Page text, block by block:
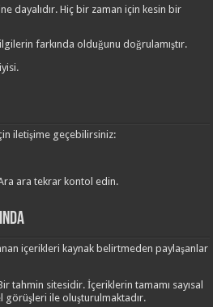
dayalıdır. Hiç bir zaman için kesin bir
farkında olduğunu doğrulamıştır.
iletişime geçebilirsiniz:
ara tekrar kontol edin.
içerikleri kaynak belirtmeden paylaşanlar
tahmin sitesidir. İçeriklerin tamamı sayısal
görüşleri ile oluşturulmaktadır.